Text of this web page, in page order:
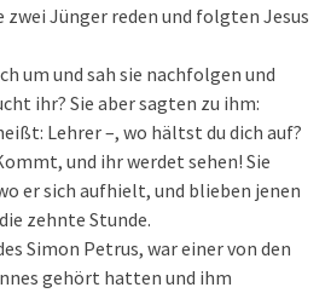
zwei Jünger reden und folgten Jesus
um und sah sie nachfolgen und
ihr? Sie aber sagten zu ihm:
Lehrer –, wo hältst du dich auf?
und ihr werdet sehen! Sie
er sich aufhielt, und blieben jenen
zehnte Stunde.
Simon Petrus, war einer von den
gehört hatten und ihm